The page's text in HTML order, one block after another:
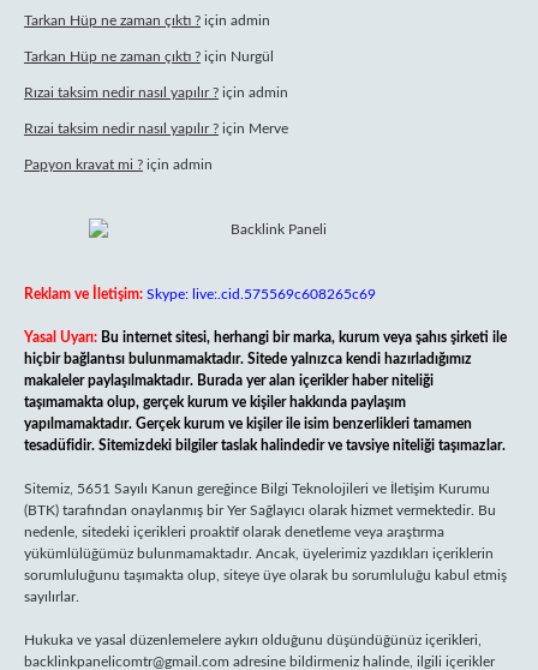
Tarkan Hüp ne zaman çıktı ? için admin
Tarkan Hüp ne zaman çıktı ? için Nurgül
Rızai taksim nedir nasıl yapılır ? için admin
Rızai taksim nedir nasıl yapılır ? için Merve
Papyon kravat mi ? için admin
Reklam ve İletişim: Skype: live:.cid.575569c608265c69
Yasal Uyarı: Bu internet sitesi, herhangi bir marka, kurum veya şahıs şirketi ile
hiçbir bağlantısı bulunmamaktadır. Sitede yalnızca kendi hazırladığımız
makaleler paylaşılmaktadır. Burada yer alan içerikler haber niteliği
taşımamakta olup, gerçek kurum ve kişiler hakkında paylaşım
yapılmamaktadır. Gerçek kurum ve kişiler ile isim benzerlikleri tamamen
tesadüfidir. Sitemizdeki bilgiler taslak halindedir ve tavsiye niteliği taşımazlar.
Sitemiz, 5651 Sayılı Kanun gereğince Bilgi Teknolojileri ve İletişim Kurumu
(BTK) tarafından onaylanmış bir Yer Sağlayıcı olarak hizmet vermektedir. Bu
nedenle, sitedeki içerikleri proaktif olarak denetleme veya araştırma
yükümlülüğümüz bulunmamaktadır. Ancak, üyelerimiz yazdıkları içeriklerin
sorumluluğunu taşımakta olup, siteye üye olarak bu sorumluluğu kabul etmiş
sayılırlar.
Hukuka ve yasal düzenlemelere aykırı olduğunu düşündüğünüz içerikleri,
backlinkpanelicomtr@gmail.com adresine bildirmeniz halinde, ilgili içerikler